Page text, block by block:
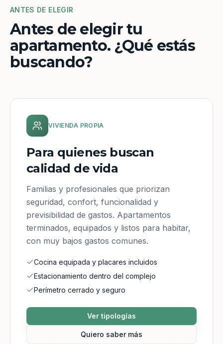
ANTES DE ELEGIR
Antes de elegir tu
apartamento. ¿Qué estás
buscando?
VIVIENDA PROPIA
Para quienes buscan
calidad de vida
Familias y profesionales que priorizan
seguridad, confort, funcionalidad y
previsibilidad de gastos. Apartamentos
terminados, equipados y listos para habitar,
con muy bajos gastos comunes.
Cocina equipada y placares incluidos
Estacionamiento dentro del complejo
Perímetro cerrado y seguro
Ver tipologías
Quiero saber más